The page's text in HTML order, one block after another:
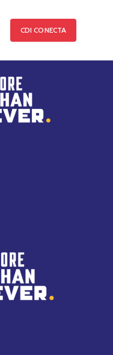
CDI CONECTA